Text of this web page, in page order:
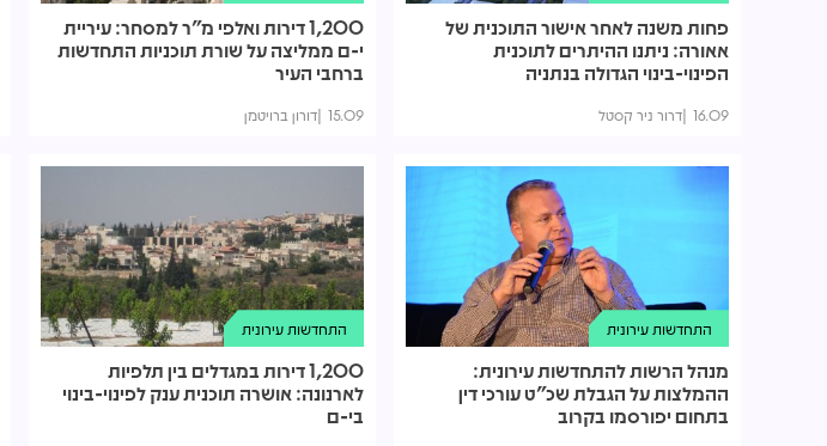
פחות משנה לאחר אישור התוכנית של
אאורה: ניתנו ההיתרים לתוכנית
הפינוי-בינוי הגדולה בנתניה
16.09 דרור ניר קסטל
1,200 דירות ואלפי מ"ר למסחר: עיריית
י-ם ממליצה על שורת תוכניות התחדשות
ברחבי העיר
15.09 דורון ברויטמן
התחדשות עירונית
מנהל הרשות להתחדשות עירונית:
ההמלצות על הגבלת שכ"ט עורכי דין
בתחום יפורסמו בקרוב
התחדשות עירונית
1,200 דירות במגדלים בין תלפיות
לארנונה: אושרה תוכנית ענק לפינוי-בינוי
בי-ם